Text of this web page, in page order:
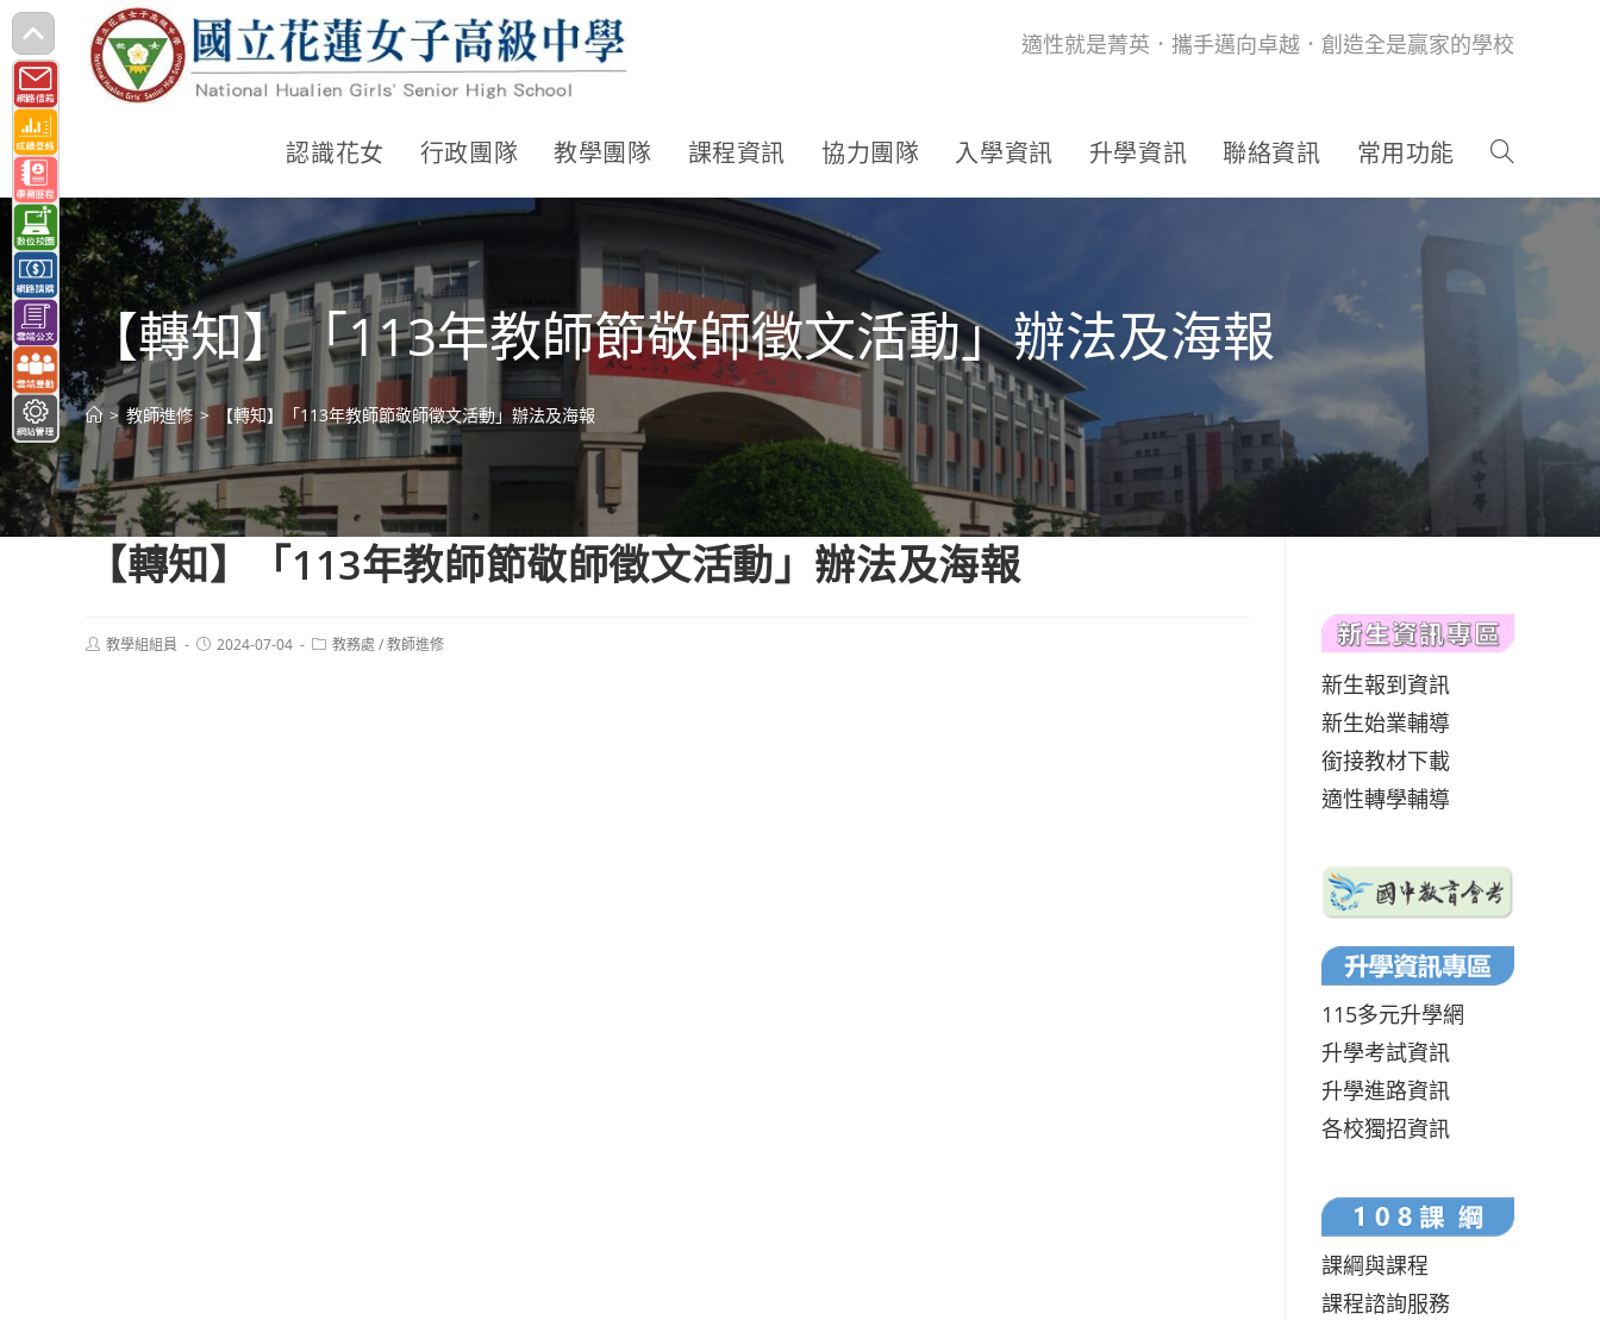
跳
轉
至
主
要
內
容
適性就是菁英．攜手邁向卓越．創造全是贏家的學校
認識花女 行政團隊 教學團隊 課程資訊 協力團隊 入學資訊 升學資訊 聯絡資訊 常用功能
【轉知】「113年教師節敬師徵文活動」辦法及海報
> 教師進修 > 【轉知】「113年教師節敬師徵文活動」辦法及海報
【轉知】「113年教師節敬師徵文活動」辦法及海報
Post教學組組員
Post2024-07-04
Post教務處 /教師進修
新生報到資訊
新生始業輔導
銜接教材下載
適性轉學輔導
115多元升學網
升學考試資訊
升學進路資訊
各校獨招資訊
課綱與課程
課程諮詢服務